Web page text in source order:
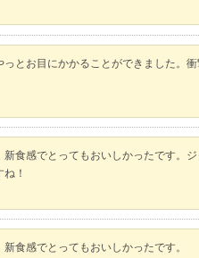
とお目にかかることができました。
食感でとってもおいしかったです。
！
食感でとってもおいしかったです。